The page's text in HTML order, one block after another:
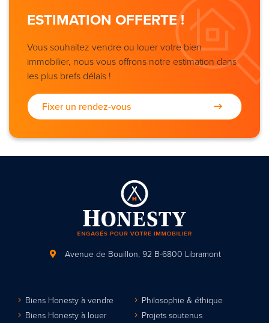
ESTIMATION OFFERTE !
Vous souhaitez vendre ou louer votre bien
immobilier, nous vous offrons notre estimation dans
les plus brefs délais !
Fixer un rendez-vous
Avenue de Bouillon, 92 B-6800 Libramont
Biens Honesty à vendre
Biens Honesty à louer
Philosophie & éthique
Projets soutenus